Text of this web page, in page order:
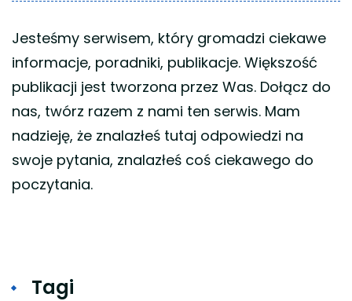
Jesteśmy serwisem, który gromadzi ciekawe
informacje, poradniki, publikacje. Większość
publikacji jest tworzona przez Was. Dołącz do
nas, twórz razem z nami ten serwis. Mam
nadzieję, że znalazłeś tutaj odpowiedzi na
swoje pytania, znalazłeś coś ciekawego do
poczytania.
Tagi